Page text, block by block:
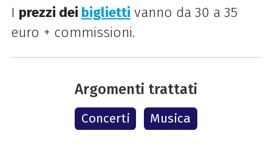
I prezzi dei biglietti vanno da 30 a 35
euro + commissioni.
Argomenti trattati
Concerti Musica